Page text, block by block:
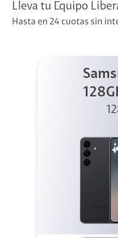
Lleva tu Equipo
Hasta en 24 cuotas sin